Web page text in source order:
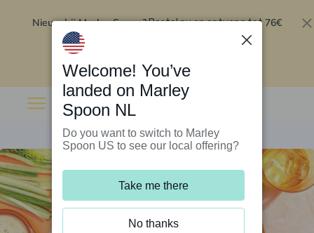
Nieuw bij Marley Spoon?Bestel nu en ontvang tot 76€
Welcome! You’ve
landed on Marley
Spoon NL
Do you want to switch to Marley
Spoon US to see our local offering?
Take me there
No thanks